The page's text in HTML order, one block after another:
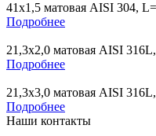
41х1,5 матовая AISI 304,
Подробнее
21,3х2,0 матовая AISI
Подробнее
21,3х3,0 матовая AISI
Подробнее
Наши контакты